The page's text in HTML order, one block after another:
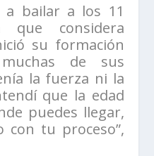
a bailar a los 11
que considera
su formación
de sus
la fuerza ni la
que la edad
puedes llegar,
con tu proceso”,